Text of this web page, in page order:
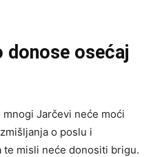
donose osećaj
Jarčevi neće moći
o poslu i
te misli neće donositi brigu.